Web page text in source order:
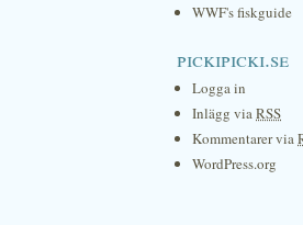
WWF's fiskguide
pickipicki.se
Logga in
Inlägg viaRSS
Kommentarer via
WordPress.org